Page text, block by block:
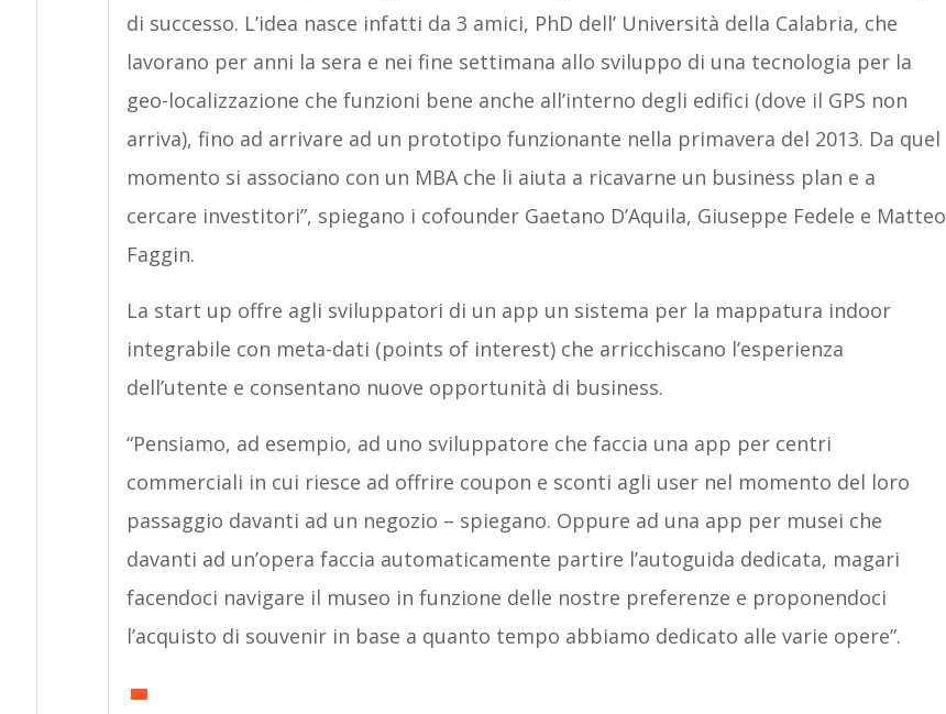
di successo. L’idea nasce infatti da 3 amici, PhD dell’ Università della Calabria, che
lavorano per anni la sera e nei fine settimana allo sviluppo di una tecnologia per la
geo-localizzazione che funzioni bene anche all’interno degli edifici (dove il GPS non
arriva), fino ad arrivare ad un prototipo funzionante nella primavera del 2013. Da quel
momento si associano con un MBA che li aiuta a ricavarne un business plan e a
cercare investitori”, spiegano i cofounder Gaetano D’Aquila, Giuseppe Fedele e Matteo
Faggin.
La start up offre agli sviluppatori di un app un sistema per la mappatura indoor
integrabile con meta-dati (points of interest) che arricchiscano l’esperienza
dell’utente e consentano nuove opportunità di business.
“Pensiamo, ad esempio, ad uno sviluppatore che faccia una app per centri
commerciali in cui riesce ad offrire coupon e sconti agli user nel momento del loro
passaggio davanti ad un negozio – spiegano. Oppure ad una app per musei che
davanti ad un’opera faccia automaticamente partire l’autoguida dedicata, magari
facendoci navigare il museo in funzione delle nostre preferenze e proponendoci
l’acquisto di souvenir in base a quanto tempo abbiamo dedicato alle varie opere”.